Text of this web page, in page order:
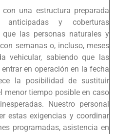
una estructura preparada
anticipadas y coberturas
las personas naturales y
semanas o, incluso, meses
vehicular, sabiendo que las
en operación en la fecha
la posibilidad de sustituir
menor tiempo posible en caso
Nuestro personal
estas exigencias y coordinar
programadas, asistencia en